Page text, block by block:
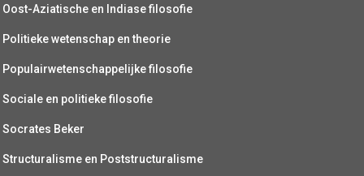
Oost-Aziatische en Indiase filosofie
Politieke wetenschap en theorie
Populairwetenschappelijke filosofie
Sociale en politieke filosofie
Socrates Beker
Structuralisme en Poststructuralisme